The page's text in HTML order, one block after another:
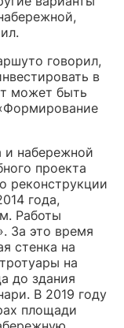
говорил,
в
может быть
и набережной
проекта
реконструкции
года,
Работы
За это время
стенка на
на
до здания
В 2019 году
площади